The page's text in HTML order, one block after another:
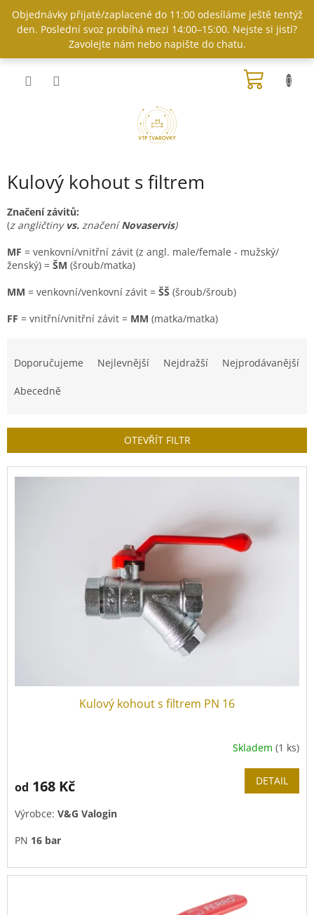
obsah
Objednávky přijaté/zaplacené do 11:00 odesíláme ještě tentýž
den. Poslední svoz probíhá mezi 14:00–15:00. Nejste si jistí?
Zavolejte nám nebo napište do chatu.
Kulový kohout s filtrem
Značení závitů:
(z angličtiny vs. značeníNovaservis)
MF = venkovní/vnitřní závit (z angl. male/female - mužský/
ženský) = ŠM (šroub/matka)
MM = venkovní/venkovní závit = ŠŠ (šroub/šroub)
FF = vnitřní/vnitřní závit = MM (matka/matka)
í
r
o
Doporučujeme Nejlevnější Nejdražší Nejprodávanější
Abecedně
OTEVŘÍT FILTR
V
Kulový kohout s filtrem PN 16
Skladem (1 ks)
od 168 Kč DETAIL
Výrobce: V&G Valogin
PN 16 bar
Z pochromované mosazi.